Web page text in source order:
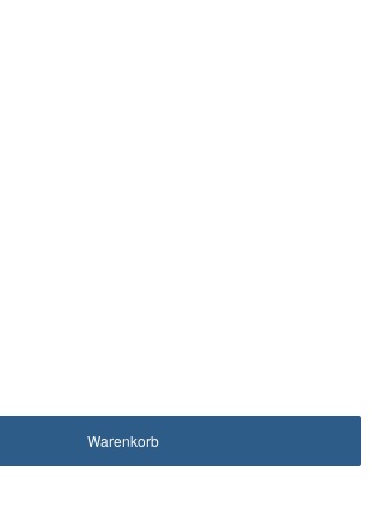
Warenkorb